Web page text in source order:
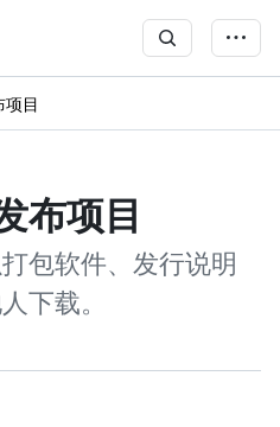
项目
布项目
包软件、发行说明
下载。